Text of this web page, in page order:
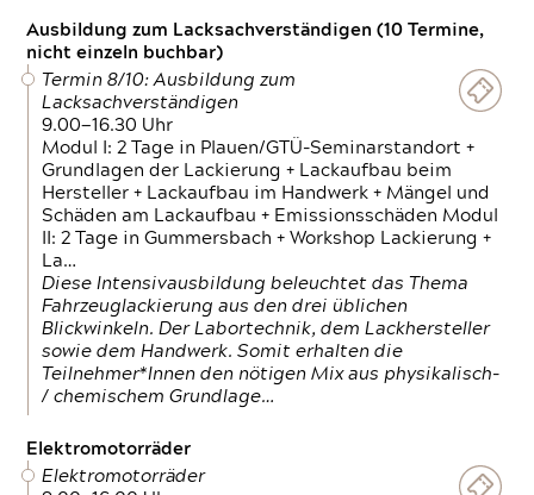
Ausbildung zum Lacksachverständigen (10 Termine,
nicht einzeln buchbar)
Termin 8/10: Ausbildung zum
Lacksachverständigen
9.00—16.30 Uhr
Modul I: 2 Tage in Plauen/GTÜ-Seminarstandort +
Grundlagen der Lackierung + Lackaufbau beim
Hersteller + Lackaufbau im Handwerk + Mängel und
Schäden am Lackaufbau + Emissionsschäden Modul
II: 2 Tage in Gummersbach + Workshop Lackierung +
La…
Diese Intensivausbildung beleuchtet das Thema
Fahrzeuglackierung aus den drei üblichen
Blickwinkeln. Der Labortechnik, dem Lackhersteller
sowie dem Handwerk. Somit erhalten die
Teilnehmer*Innen den nötigen Mix aus physikalisch-
/ chemischem Grundlage…
Elektromotorräder
Elektromotorräder